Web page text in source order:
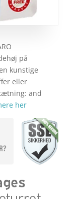
på
kunstige
eller
and
her